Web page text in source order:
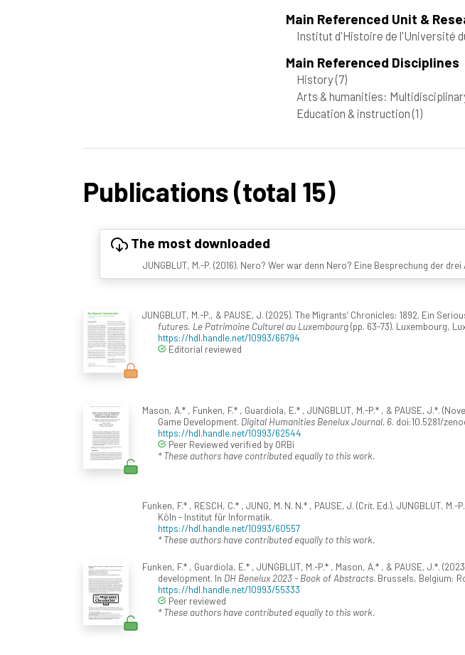
Main Referenced Unit &
Institut d'Histoire de l'Université
Main Referenced Disciplines
History(7)
Arts & humanities:
Education & instruction(1)
Publications (total 15)
The most downloaded
JUNGBLUT, M.-P. (2016). Nero? Wer war denn Nero? Eine Besprechung der
JUNGBLUT, M.-P., & PAUSE, J. (2025). The Migrants’ Chronicles: 1892. Ein
futures. Le Patrimoine Culturel au Luxembourg(pp. 63-73). Luxembourg,
https://hdl.handle.net/10993/66794
Editorial reviewed
Mason, A.* , Funken, F.* , Guardiola, E.* , JUNGBLUT, M.-P.* , & PAUSE, J.*.
Game Development. Digital Humanities Benelux Journal, 6. doi:10.5281/
https://hdl.handle.net/10993/62544
Peer Reviewed verified by ORBi
* These authors have contributed equally to this work.
Funken, F.* , RESCH, C.* , JUNG, M. N. N.* , PAUSE, J. (Crit. Ed.), JUNGBLUT,
Köln - Institut für Informatik.
https://hdl.handle.net/10993/60557
* These authors have contributed equally to this work.
Funken, F.* , Guardiola, E.* , JUNGBLUT, M.-P.* , Mason, A.* , & PAUSE, J.*.
development. In DH Benelux 2023 - Book of Abstracts. Brussels, Belgium:
https://hdl.handle.net/10993/55333
Peer reviewed
* These authors have contributed equally to this work.